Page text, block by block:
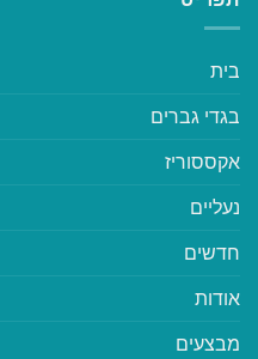
בית
בגדי גברים
אקססוריז
נעליים
חדשים
אודות
מבצעים